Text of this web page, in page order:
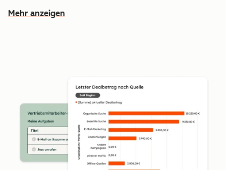
Mehr anzeigen
Weitere Funktionen ansehen